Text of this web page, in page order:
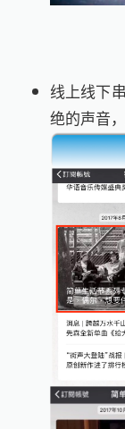
线上线下
绝的声音